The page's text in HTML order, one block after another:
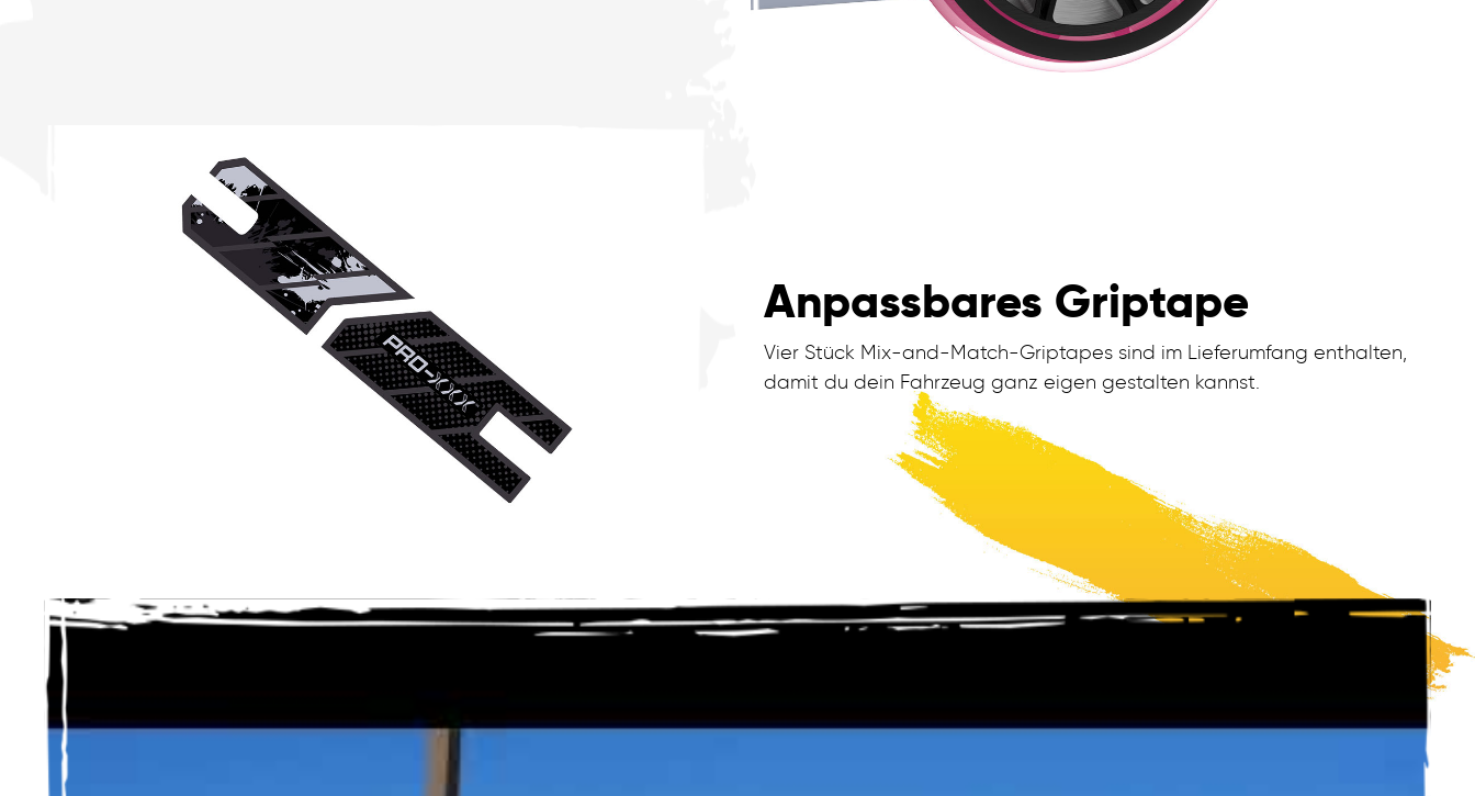
Anpassbares Griptape
Vier Stück Mix-and-Match-Griptapes sind im Lieferumfang enthalten,
damit du dein Fahrzeug ganz eigen gestalten kannst.